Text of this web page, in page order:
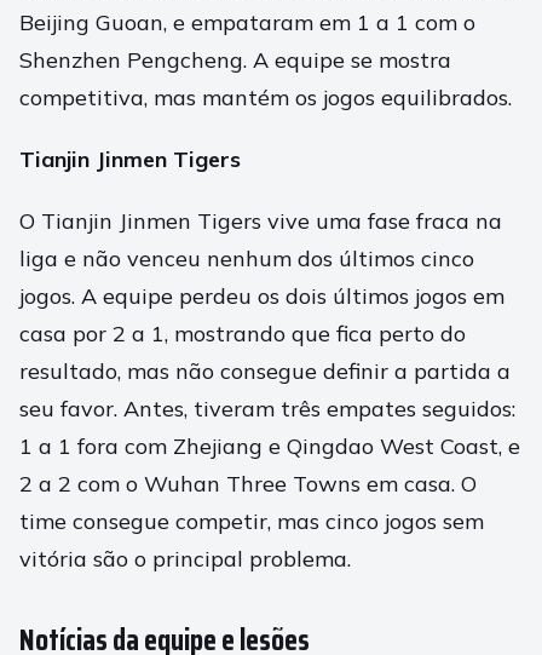
Beijing Guoan, e empataram em 1 a 1 com o
Shenzhen Pengcheng. A equipe se mostra
competitiva, mas mantém os jogos equilibrados.
Tianjin Jinmen Tigers
O Tianjin Jinmen Tigers vive uma fase fraca na
liga e não venceu nenhum dos últimos cinco
jogos. A equipe perdeu os dois últimos jogos em
casa por 2 a 1, mostrando que fica perto do
resultado, mas não consegue definir a partida a
seu favor. Antes, tiveram três empates seguidos:
1 a 1 fora com Zhejiang e Qingdao West Coast, e
2 a 2 com o Wuhan Three Towns em casa. O
time consegue competir, mas cinco jogos sem
vitória são o principal problema.
Notícias da equipe e lesões